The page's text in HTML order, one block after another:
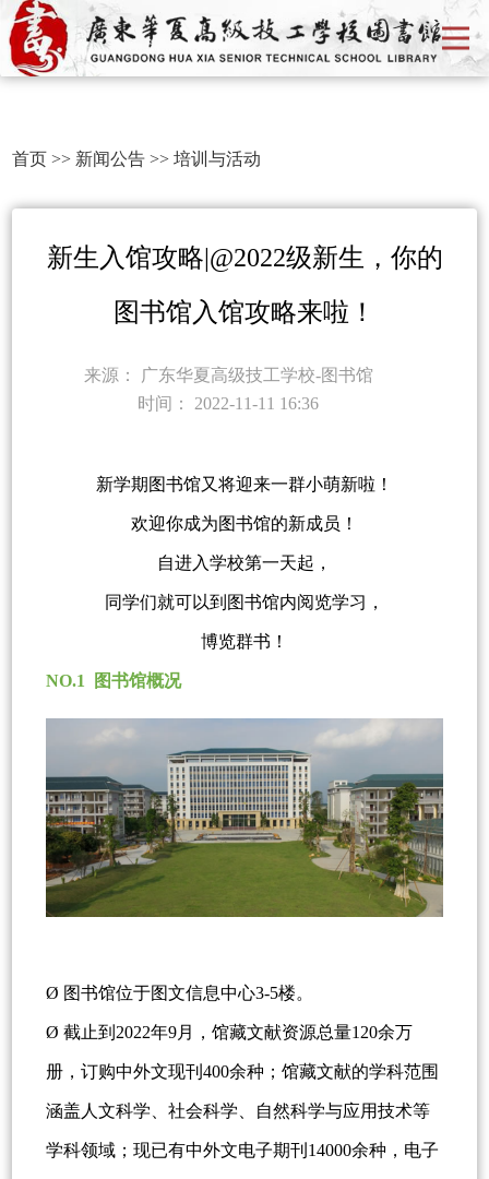
首页>> 新闻公告>> 培训与活动
新生入馆攻略|@2022级新生，你的
图书馆入馆攻略来啦！
来源：
广东华夏高级技工学校-图书馆
时间： 2022-11-11 16:36
新学期图书馆又将迎来一群小萌新啦！
欢迎你成为图书馆的新成员！
自进入学校第一天起，
同学们就可以到图书馆内阅览学习，
博览群书！
NO.1 图书馆概况
Ø 图书馆位于图文信息中心3-5楼。
Ø 截止到2022年9月，馆藏文献资源总量120余万
册，订购中外文现刊400余种；馆藏文献的学科范围
涵盖人文科学、社会科学、自然科学与应用技术等
学科领域；现已有中外文电子期刊14000余种，电子